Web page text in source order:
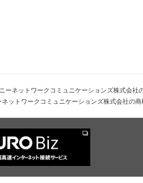
ーネットワークコミュニケーションズ株式会社
ネットワークコミュニケーションズ株式会社の商